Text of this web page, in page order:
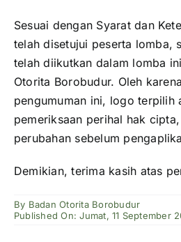
Sesuai dengan Syarat dan
telah disetujui peserta lomba,
telah diikutkan dalam lomba
Otorita Borobudur. Oleh
pengumuman ini, logo terpilih
pemeriksaan perihal hak
perubahan sebelum
Demikian, terima kasih atas
By Badan Otorita Borobudur
Published On: Jumat, 11 September